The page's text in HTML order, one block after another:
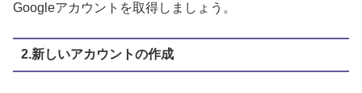
Googleアカウントを取得しましょう。
2.新しいアカウントの作成